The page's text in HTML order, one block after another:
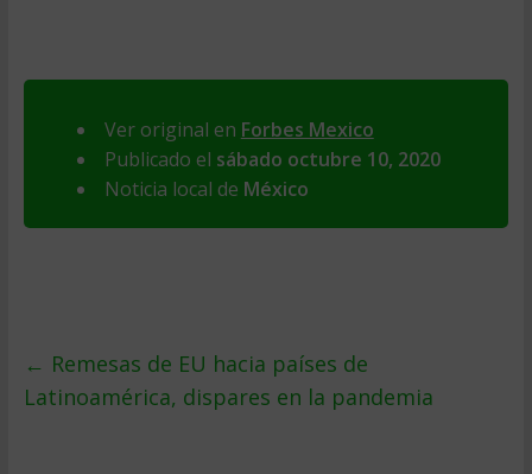
Ver original en Forbes Mexico
Publicado el sábado octubre 10, 2020
Noticia local de México
← Remesas de EU hacia países de
Latinoamérica, dispares en la pandemia